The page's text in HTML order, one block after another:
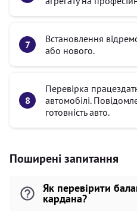
Встановлення
або нового.
Перевірка
автомобілі.
готовність авто.
Поширені запитання
Як перевірити
кардана?